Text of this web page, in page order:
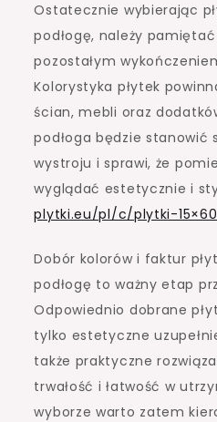
Ostatecznie wybierając
podłogę, należy
pozostałym
Kolorystyka płytek
ścian, mebli oraz
podłoga będzie stanowić
wystroju i sprawi, że
wyglądać estetycznie i
plytki.eu/pl/c/plytki-
Dobór kolorów i faktur
podłogę to ważny etap
Odpowiednio dobrane
tylko estetyczne
także praktyczne
trwałość i łatwość w
wyborze warto zatem